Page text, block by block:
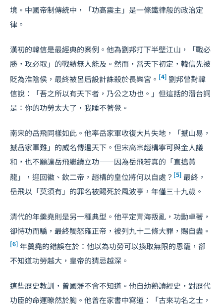
境。中國帝制傳統中，「功高震主」是一條鐵律般的政治定
律。
漢初的韓信是最經典的案例。他為劉邦打下半壁江山，「戰必
勝，攻必取」的戰績無人能及。然而，當天下初定，韓信先被
貶為淮陰侯，最終被呂后設計誅殺於長樂宮。 [4] 劉邦曾對韓
信說：「吾之所以有天下者，乃公之功也。」但這話的潛台詞
是：你的功勞太大了，我睡不著覺。
南宋的岳飛同樣如此。他率岳家軍收復大片失地，「撼山易，
撼岳家軍難」的威名傳遍天下。但宋高宗趙構寧可與金人議
和，也不願讓岳飛繼續立功——因為岳飛若真的「直搗黃
龍」，迎回徽、欽二帝，趙構的皇位將何以自處？ [5] 最終，
岳飛以「莫須有」的罪名被賜死於風波亭，年僅三十九歲。
清代的年羹堯則是另一種典型。他平定青海叛亂，功勳卓著，
卻恃功而驕，最終觸怒雍正帝，被列九十二條大罪，賜自盡。
[6] 年羹堯的錯誤在於：他以為功勞可以換取無限的恩寵，卻
不知道功勞越大，皇帝的猜忌越深。
這些歷史教訓，曾國藩不會不知道。他自幼熟讀經史，對歷代
功臣的命運瞭然於胸。他曾在家書中寫道：「古來功名之士，